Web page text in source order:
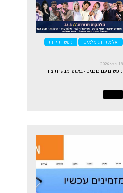
אל אתר הגימלאים נופש ותיירות
18 מאי 2026
נופשים עם כוכבים - באמפי מבשרת ציון